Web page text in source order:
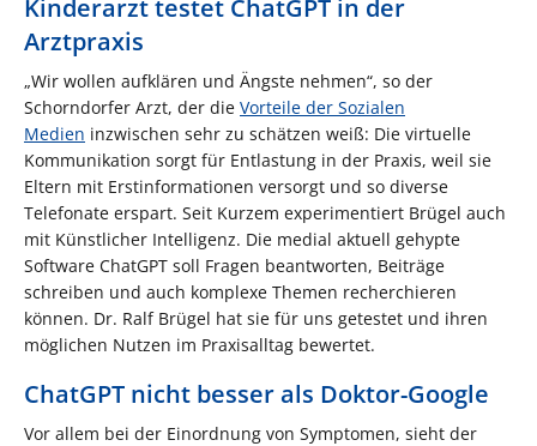
Kinderarzt testet ChatGPT in der
Arztpraxis
„Wir wollen aufklären und Ängste nehmen“, so der
Schorndorfer Arzt, der die Vorteile der Sozialen
Medien inzwischen sehr zu schätzen weiß: Die virtuelle
Kommunikation sorgt für Entlastung in der Praxis, weil sie
Eltern mit Erstinformationen versorgt und so diverse
Telefonate erspart. Seit Kurzem experimentiert Brügel auch
mit Künstlicher Intelligenz. Die medial aktuell gehypte
Software ChatGPT soll Fragen beantworten, Beiträge
schreiben und auch komplexe Themen recherchieren
können. Dr. Ralf Brügel hat sie für uns getestet und ihren
möglichen Nutzen im Praxisalltag bewertet.
ChatGPT nicht besser als Doktor-Google
Vor allem bei der Einordnung von Symptomen, sieht der